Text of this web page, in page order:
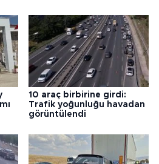
10 araç birbirine girdi:
Trafik yoğunluğu havadan
görüntülendi